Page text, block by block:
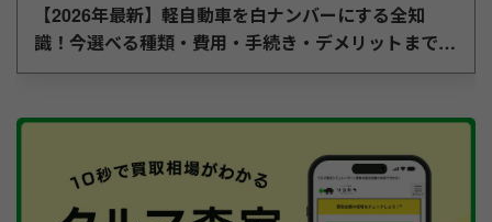
【2026年最新】軽自動車を白ナンバーにする全知
識！今選べる種類・費用・手続き・デメリットまで徹
底解説